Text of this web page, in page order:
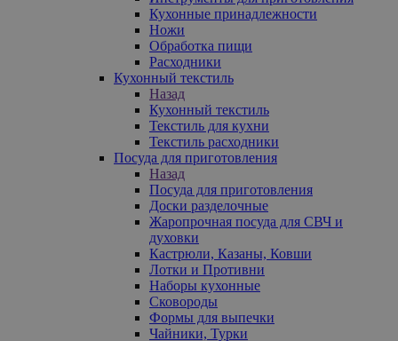
Кухонные принадлежности
Ножи
Обработка пищи
Расходники
Кухонный текстиль
Назад
Кухонный текстиль
Текстиль для кухни
Текстиль расходники
Посуда для приготовления
Назад
Посуда для приготовления
Доски разделочные
Жаропрочная посуда для СВЧ и
духовки
Кастрюли, Казаны, Ковши
Лотки и Противни
Наборы кухонные
Сковороды
Формы для выпечки
Чайники, Турки